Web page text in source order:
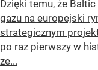
Dzięki temu, że
gazu na europejski
strategicznym
po raz pierwszy w
ze...